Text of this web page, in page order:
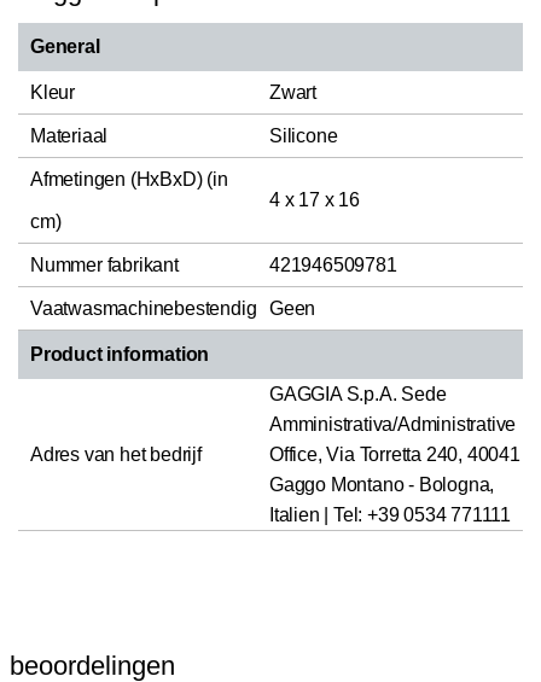
General
Kleur Zwart
Materiaal Silicone
Afmetingen (HxBxD) (in
cm)
4 x 17 x 16
Nummer fabrikant 421946509781
Vaatwasmachinebestendig Geen
Product information
Adres van het bedrijf
GAGGIA S.p.A. Sede
Amministrativa/Administrative
Office, Via Torretta 240, 40041
Gaggo Montano - Bologna,
Italien | Tel: +39 0534 771111
beoordelingen